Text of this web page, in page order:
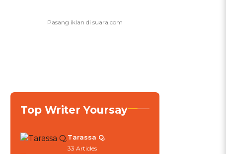
Top Writer Yoursay
Tarassa Q.
33 Articles